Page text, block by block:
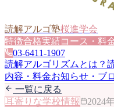
読解アルゴ塾桜進学会
特徴合格実績コース・料
03-6411-1907
読解アルゴリズムとは？
内容・料金お知らせ・ブ
一覧に戻る
耳寄りな学校情報
2024